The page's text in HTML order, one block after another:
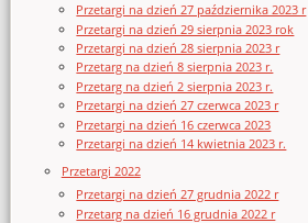
Przetargi na dzień 27 października 2023 r
Przetargi na dzień 29 sierpnia 2023 rok
Przetargi na dzień 28 sierpnia 2023 r
Przetarg na dzień 8 sierpnia 2023 r.
Przetarg na dzień 2 sierpnia 2023 r.
Przetargi na dzień 27 czerwca 2023 r
Przetargi na dzień 16 czerwca 2023
Przetargi na dzień 14 kwietnia 2023 r.
Przetargi 2022
Przetargi na dzień 27 grudnia 2022 r
Przetarg na dzień 16 grudnia 2022 r